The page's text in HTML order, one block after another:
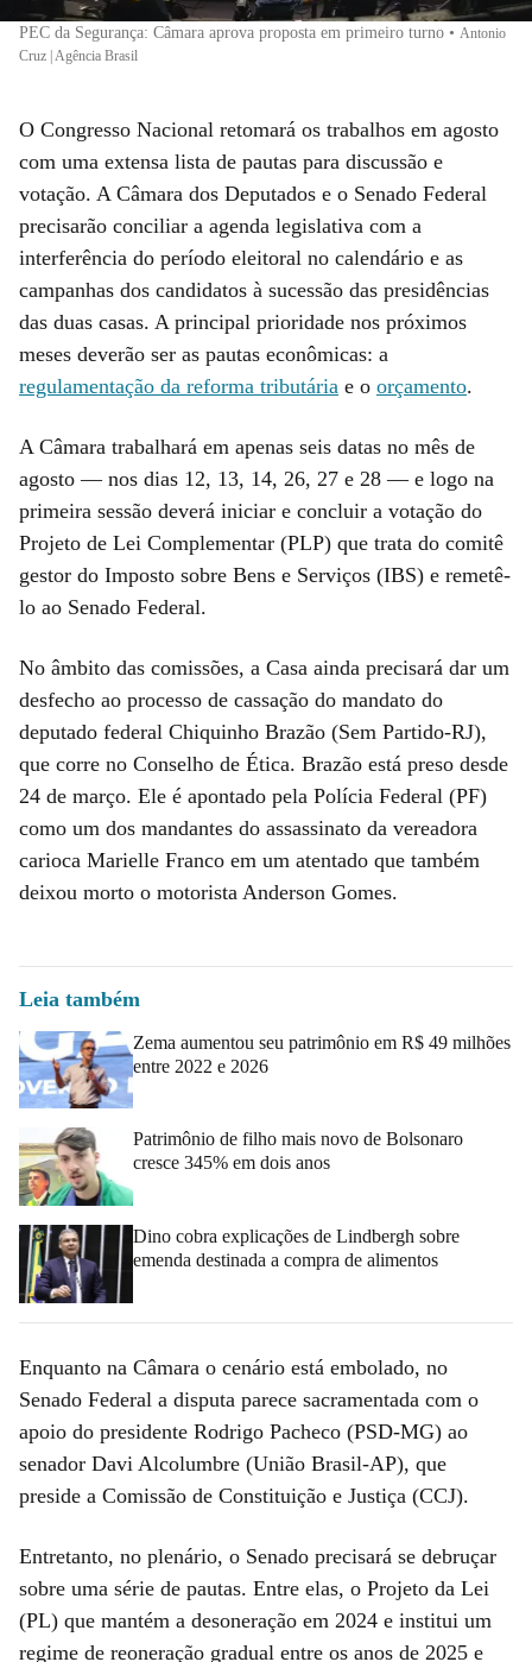
PEC da Segurança: Câmara aprova proposta em primeiro turno • Antonio
Cruz | Agência Brasil
O Congresso Nacional retomará os trabalhos em agosto
com uma extensa lista de pautas para discussão e
votação. A Câmara dos Deputados e o Senado Federal
precisarão conciliar a agenda legislativa com a
interferência do período eleitoral no calendário e as
campanhas dos candidatos à sucessão das presidências
das duas casas. A principal prioridade nos próximos
meses deverão ser as pautas econômicas: a
regulamentação da reforma tributária e o orçamento.
A Câmara trabalhará em apenas seis datas no mês de
agosto — nos dias 12, 13, 14, 26, 27 e 28 — e logo na
primeira sessão deverá iniciar e concluir a votação do
Projeto de Lei Complementar (PLP) que trata do comitê
gestor do Imposto sobre Bens e Serviços (IBS) e remetê-
lo ao Senado Federal.
No âmbito das comissões, a Casa ainda precisará dar um
desfecho ao processo de cassação do mandato do
deputado federal Chiquinho Brazão (Sem Partido-RJ),
que corre no Conselho de Ética. Brazão está preso desde
24 de março. Ele é apontado pela Polícia Federal (PF)
como um dos mandantes do assassinato da vereadora
carioca Marielle Franco em um atentado que também
deixou morto o motorista Anderson Gomes.
Leia também
Zema aumentou seu patrimônio em R$ 49 milhões
entre 2022 e 2026
Patrimônio de filho mais novo de Bolsonaro
cresce 345% em dois anos
Dino cobra explicações de Lindbergh sobre
emenda destinada a compra de alimentos
Enquanto na Câmara o cenário está embolado, no
Senado Federal a disputa parece sacramentada com o
apoio do presidente Rodrigo Pacheco (PSD-MG) ao
senador Davi Alcolumbre (União Brasil-AP), que
preside a Comissão de Constituição e Justiça (CCJ).
Entretanto, no plenário, o Senado precisará se debruçar
sobre uma série de pautas. Entre elas, o Projeto da Lei
(PL) que mantém a desoneração em 2024 e institui um
regime de reoneração gradual entre os anos de 2025 e